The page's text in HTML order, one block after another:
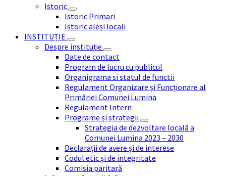
Istoric
Istoric Primari
Istoric aleși locali
INSTITUȚIE
Despre instituție
Date de contact
Program de lucru cu publicul
Organigrama si statul de functii
Regulament Organizare și Funcționare al
Primăriei Comunei Lumina
Regulament Intern
Programe și strategii
Strategia de dezvoltare locală a
Comunei Lumina 2023 – 2030
Declarații de avere și de interese
Codul etic și de integritate
Comisia paritară